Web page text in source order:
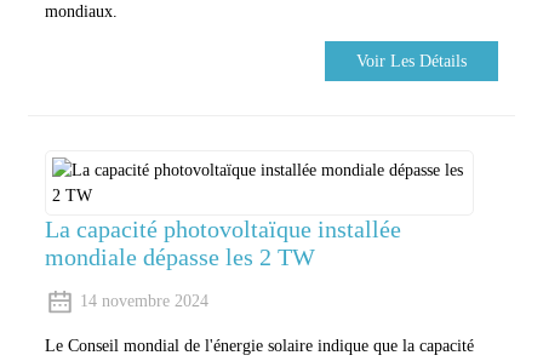
mondiaux.
Voir Les Détails
La capacité photovoltaïque installée
mondiale dépasse les 2 TW
14 novembre 2024
Le Conseil mondial de l'énergie solaire indique que la capacité